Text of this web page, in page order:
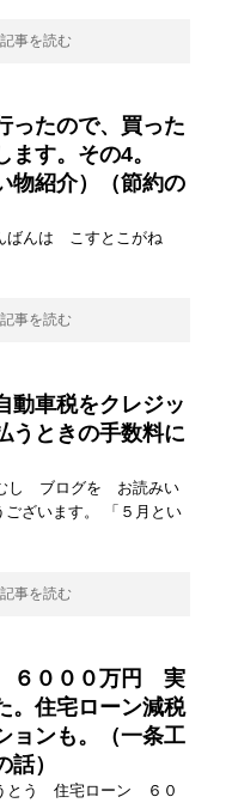
記事を読む
ったので、買った
ます。その4。
物紹介）（節約の
ばんは こすとこがね
記事を読む
動車税をクレジッ
うときの手数料に
し ブログを お読みい
ございます。 「５月とい
記事を読む
６０００万円 実
。住宅ローン減税
ョンも。（一条工
）
とう 住宅ローン ６０